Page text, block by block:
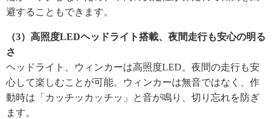
避することもできます。
（3）高照度LEDヘッドライト搭載、夜間走行も安心の明る
さ
ヘッドライト、ウィンカーは高照度LED。夜間の走行も安
心して楽しむことが可能。ウィンカーは無音ではなく、作
動時は「カッチッカッチッ」と音が鳴り、切り忘れを防ぎ
ます。